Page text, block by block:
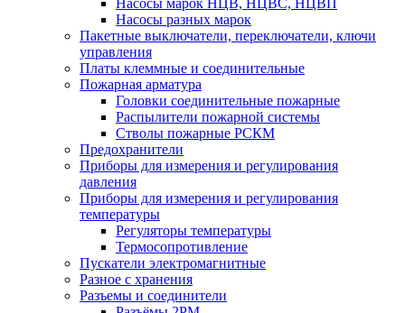
Насосы разных марок
Пакетные выключатели, переключатели, ключи
управления
Платы клеммные и соединительные
Пожарная арматура
Головки соединительные пожарные
Распылители пожарной системы
Стволы пожарные РСКМ
Предохранители
Приборы для измерения и регулирования
давления
Приборы для измерения и регулирования
температуры
Регуляторы температуры
Термосопротивление
Пускатели электромагнитные
Разное с хранения
Разъемы и соединители